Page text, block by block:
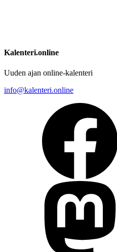
Kalenteri.online
Uuden ajan online-kalenteri
info@kalenteri.online